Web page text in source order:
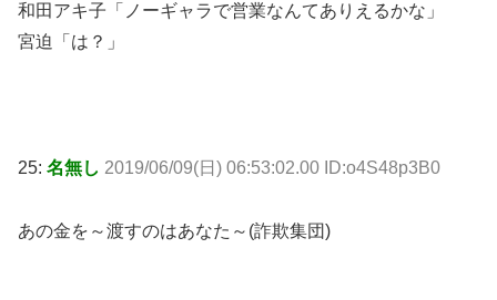
和田アキ子「ノーギャラで営業なんてありえるかな」
宮迫「は？」
25: 名無し 2019/06/09(日) 06:53:02.00 ID:o4S48p3B0
あの金を～渡すのはあなた～(詐欺集団)